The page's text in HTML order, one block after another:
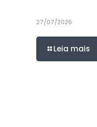
27/07/2026
Leia mais